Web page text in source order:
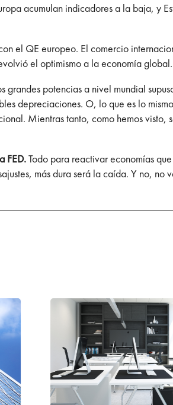
acumulan indicadores a la baja, y
el QE europeo. El comercio
el optimismo a la economía global.
potencias a nivel mundial
depreciaciones. O, lo que es lo
Mientras tanto, como hemos visto,
FED.Todo para reactivar economías
más dura será la caída. Y no, no